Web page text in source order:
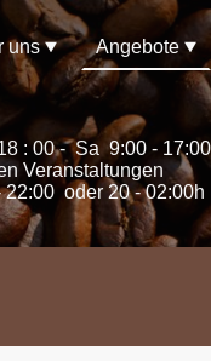
uns Angebote
: 00 - Sa 9:00 -
Veranstaltungen
oder 20 - 02:00h